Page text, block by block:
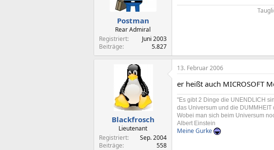
Postman
Rear Admiral
Registriert
Juni 2003
Beiträge
5.827
Blackfrosch
Lieutenant
Registriert
Sep. 2004
Beiträge
558
13. Februar 2006
er heißt auch MICROSOFT
"Es gibt 2 Dinge die UNENDLICH
das Universum und die DUMMHEIT
Wobei man sich beim Universum
Albert Einstein
Meine Gurke